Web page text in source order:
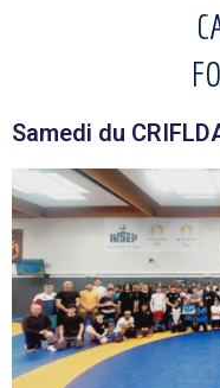
Samedi du